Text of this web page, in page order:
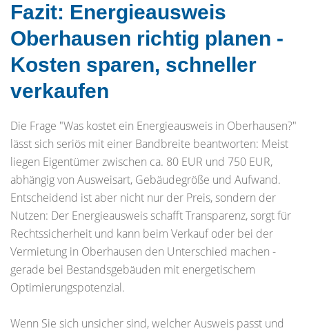
Fazit: Energieausweis
Oberhausen richtig planen -
Kosten sparen, schneller
verkaufen
Die Frage "Was kostet ein Energieausweis in Oberhausen?"
lässt sich seriös mit einer Bandbreite beantworten: Meist
liegen Eigentümer zwischen ca. 80 EUR und 750 EUR,
abhängig von Ausweisart, Gebäudegröße und Aufwand.
Entscheidend ist aber nicht nur der Preis, sondern der
Nutzen: Der Energieausweis schafft Transparenz, sorgt für
Rechtssicherheit und kann beim Verkauf oder bei der
Vermietung in Oberhausen den Unterschied machen -
gerade bei Bestandsgebäuden mit energetischem
Optimierungspotenzial.
Wenn Sie sich unsicher sind, welcher Ausweis passt und